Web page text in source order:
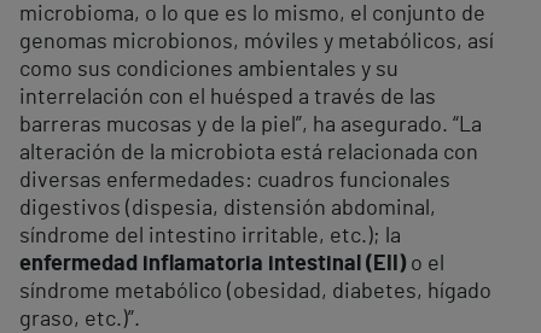
microbioma, o lo que es lo mismo, el conjunto de
genomas microbionos, móviles y metabólicos, así
como sus condiciones ambientales y su
interrelación con el huésped a través de las
barreras mucosas y de la piel”, ha asegurado. “La
alteración de la microbiota está relacionada con
diversas enfermedades: cuadros funcionales
digestivos (dispesia, distensión abdominal,
síndrome del intestino irritable, etc.); la
enfermedad inflamatoria intestinal (EII)o el
síndrome metabólico (obesidad, diabetes, hígado
graso, etc.)”.